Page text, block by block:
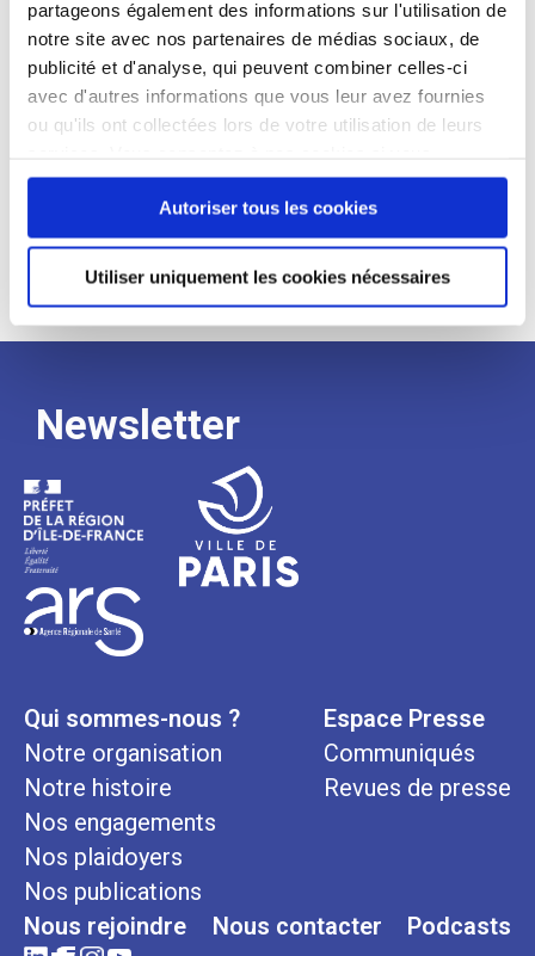
partageons également des informations sur l'utilisation de
notre site avec nos partenaires de médias sociaux, de
publicité et d'analyse, qui peuvent combiner celles-ci
avec d'autres informations que vous leur avez fournies
ou qu'ils ont collectées lors de votre utilisation de leurs
continuez à utiliser notre site Web.
Autoriser tous les cookies
Utiliser uniquement les cookies nécessaires
Profil recherché :
Processus
de
recrutement
Newsletter
Qui sommes-nous ?
Notre organisation
Notre histoire
Nos engagements
Nos plaidoyers
Nos publications
Espace Presse
Communiqués
Revues de presse
Nous rejoindre Nous contacter Podcasts